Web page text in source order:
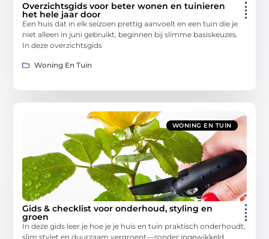
Overzichtsgids voor beter wonen en tuinieren
het hele jaar door
Een huis dat in elk seizoen prettig aanvoelt en een tuin die je
niet alleen in juni gebruikt, beginnen bij slimme basiskeuzes.
In deze overzichtsgids
Woning En Tuin
WONING EN TUIN
Gids & checklist voor onderhoud, styling en
groen
In deze gids leer je hoe je je huis en tuin praktisch onderhoudt,
slim stylet en duurzaam vergroent—zonder ingewikkeld